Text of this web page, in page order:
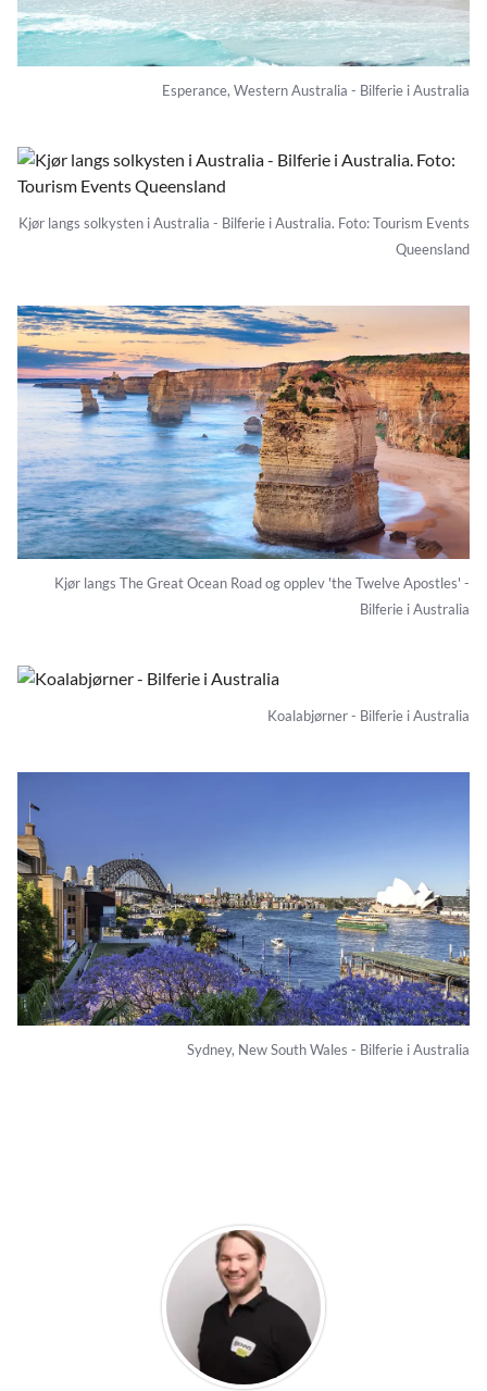
Esperance, Western Australia - Bilferie i Australia
Kjør langs solkysten i Australia - Bilferie i Australia. Foto: Tourism Events
Queensland
Kjør langs The Great Ocean Road og opplev 'the Twelve Apostles' -
Bilferie i Australia
Koalabjørner - Bilferie i Australia
Sydney, New South Wales - Bilferie i Australia